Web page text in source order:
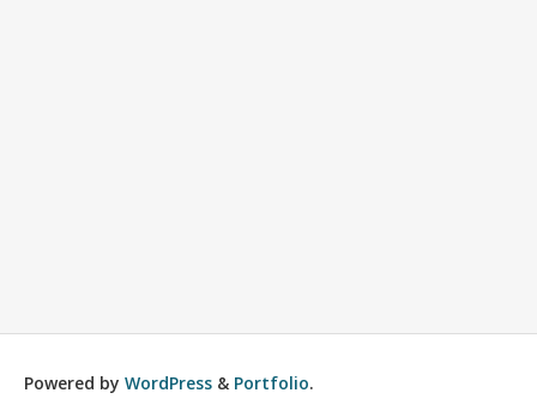
Powered by WordPress & Portfolio.